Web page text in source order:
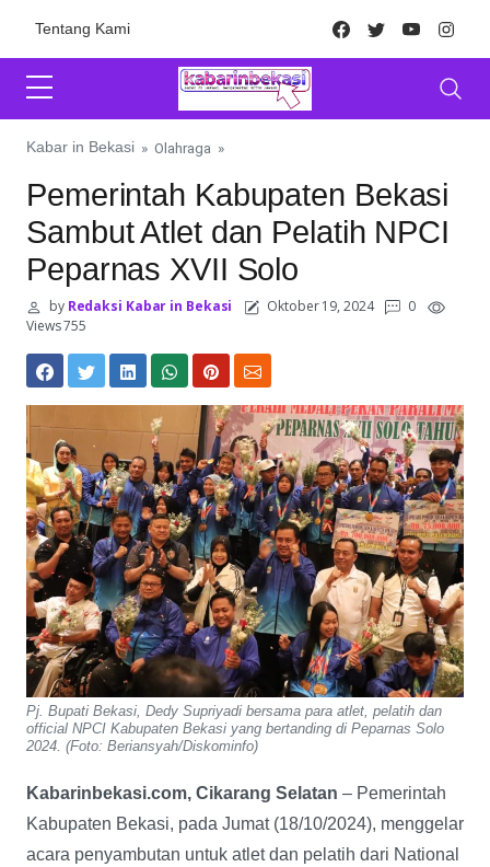
Tentang Kami Facebook
TwitterYoutube
Kabar in Bekasi » Olahraga »
Pemerintah Kabupaten Bekasi
Sambut Atlet dan Pelatih NPCI
Peparnas XVII Solo
byRedaksi Kabar in Bekasi Oktober 19, 2024
0
Views 755
Pj. Bupati Bekasi, Dedy Supriyadi bersama para atlet, pelatih dan
official NPCI Kabupaten Bekasi yang bertanding di Peparnas Solo
2024. (Foto: Beriansyah/Diskominfo)
Kabarinbekasi.com, Cikarang Selatan – Pemerintah
Kabupaten Bekasi, pada Jumat (18/10/2024), menggelar
acara penyambutan untuk atlet dan pelatih dari National